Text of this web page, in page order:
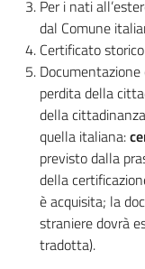
Per i nati
dal Comune
Certificato
perdita della
della
quella italiana:
previsto dalla
della
è acquisita; la
straniere dovrà
tradotta).